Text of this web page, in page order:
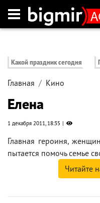
Какой праздник сегодня
Главная Кино
Елена
1 декабря 2011, 18:35
Главная героиня,
пытается помочь семье
Читайте